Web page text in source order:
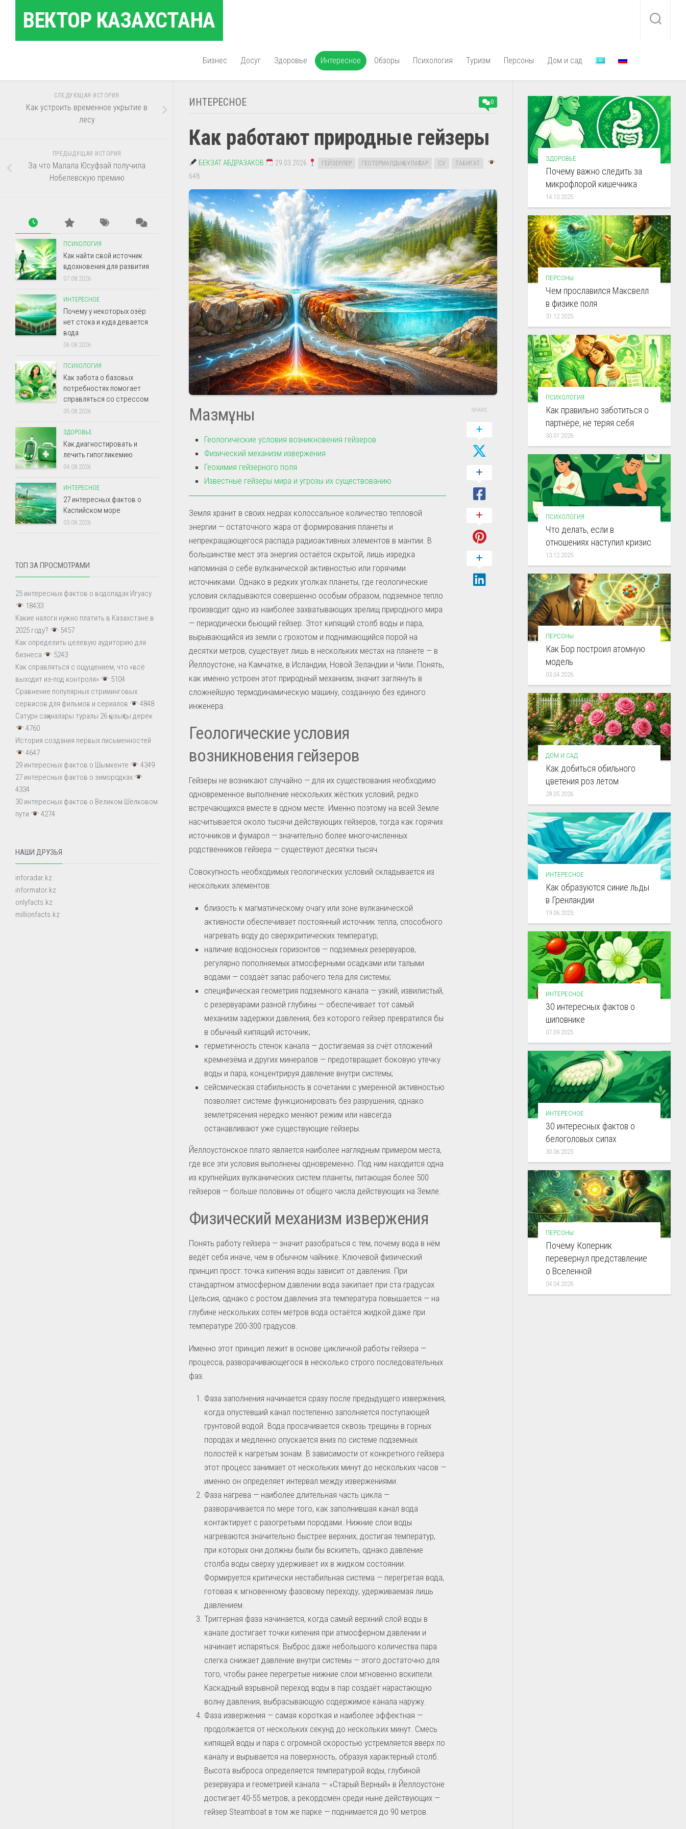
содержаниюВЕКТОР КАЗАХСТАНА
Бизнес Досуг Здоровье Интересное Обзоры Психология Туризм Персоны Дом и сад
ИНТЕРЕСНОЕ 0
Как работают природные гейзеры
БЕКЗАТ АБДРАЗАКОВ 29.03.2026 ГЕЙЗЕРЛЕР ГЕОТЕРМАЛДЫҚ БҰЛАҚТАР СУ ТАБИҒАТ
648
Мазмұны
Геологические условия возникновения гейзеров
Физический механизм извержения
Геохимия гейзерного поля
Известные гейзеры мира и угрозы их существованию
Земля хранит в своих недрах колоссальное количество тепловой
энергии — остаточного жара от формирования планеты и
непрекращающегося распада радиоактивных элементов в мантии. В
большинстве мест эта энергия остаётся скрытой, лишь изредка
напоминая о себе вулканической активностью или горячими
источниками. Однако в редких уголках планеты, где геологические
условия складываются совершенно особым образом, подземное тепло
производит одно из наиболее захватывающих зрелищ природного мира
— периодически бьющий гейзер. Этот кипящий столб воды и пара,
вырывающийся из земли с грохотом и поднимающийся порой на
десятки метров, существует лишь в нескольких местах на планете — в
Йеллоустоне, на Камчатке, в Исландии, Новой Зеландии и Чили. Понять,
как именно устроен этот природный механизм, значит заглянуть в
сложнейшую термодинамическую машину, созданную без единого
инженера.
Геологические условия
возникновения гейзеров
Гейзеры не возникают случайно — для их существования необходимо
одновременное выполнение нескольких жёстких условий, редко
встречающихся вместе в одном месте. Именно поэтому на всей Земле
насчитывается около тысячи действующих гейзеров, тогда как горячих
источников и фумарол — значительно более многочисленных
родственников гейзера — существуют десятки тысяч.
Совокупность необходимых геологических условий складывается из
нескольких элементов:
близость к магматическому очагу или зоне вулканической
активности обеспечивает постоянный источник тепла, способного
нагревать воду до сверхкритических температур;
наличие водоносных горизонтов — подземных резервуаров,
регулярно пополняемых атмосферными осадками или талыми
водами — создаёт запас рабочего тела для системы;
специфическая геометрия подземного канала — узкий, извилистый,
с резервуарами разной глубины — обеспечивает тот самый
механизм задержки давления, без которого гейзер превратился бы
в обычный кипящий источник;
герметичность стенок канала — достигаемая за счёт отложений
кремнезёма и других минералов — предотвращает боковую утечку
воды и пара, концентрируя давление внутри системы;
сейсмическая стабильность в сочетании с умеренной активностью
позволяет системе функционировать без разрушения, однако
землетрясения нередко меняют режим или навсегда
останавливают уже существующие гейзеры.
Йеллоустонское плато является наиболее наглядным примером места,
где все эти условия выполнены одновременно. Под ним находится одна
из крупнейших вулканических систем планеты, питающая более 500
гейзеров — больше половины от общего числа действующих на Земле.
Физический механизм извержения
Понять работу гейзера — значит разобраться с тем, почему вода в нём
ведёт себя иначе, чем в обычном чайнике. Ключевой физический
принцип прост: точка кипения воды зависит от давления. При
стандартном атмосферном давлении вода закипает при ста градусах
Цельсия, однако с ростом давления эта температура повышается — на
глубине нескольких сотен метров вода остаётся жидкой даже при
температуре 200-300 градусов.
Именно этот принцип лежит в основе цикличной работы гейзера —
процесса, разворачивающегося в несколько строго последовательных
фаз.
Фаза заполнения начинается сразу после предыдущего извержения,
когда опустевший канал постепенно заполняется поступающей
грунтовой водой. Вода просачивается сквозь трещины в горных
породах и медленно опускается вниз по системе подземных
полостей к нагретым зонам. В зависимости от конкретного гейзера
этот процесс занимает от нескольких минут до нескольких часов —
именно он определяет интервал между извержениями.
Фаза нагрева — наиболее длительная часть цикла —
разворачивается по мере того, как заполнившая канал вода
контактирует с разогретыми породами. Нижние слои воды
нагреваются значительно быстрее верхних, достигая температур,
при которых они должны были бы вскипеть, однако давление
столба воды сверху удерживает их в жидком состоянии.
Формируется критически нестабильная система — перегретая вода,
готовая к мгновенному фазовому переходу, удерживаемая лишь
давлением.
Триггерная фаза начинается, когда самый верхний слой воды в
канале достигает точки кипения при атмосферном давлении и
начинает испаряться. Выброс даже небольшого количества пара
слегка снижает давление внутри системы — этого достаточно для
того, чтобы ранее перегретые нижние слои мгновенно вскипели.
Каскадный взрывной переход воды в пар создаёт нарастающую
волну давления, выбрасывающую содержимое канала наружу.
Фаза извержения — самая короткая и наиболее эффектная —
продолжается от нескольких секунд до нескольких минут. Смесь
кипящей воды и пара с огромной скоростью устремляется вверх по
каналу и вырывается на поверхность, образуя характерный столб.
Высота выброса определяется температурой воды, глубиной
резервуара и геометрией канала — «Старый Верный» в Йеллоустоне
достигает 40-55 метров, а рекордсмен среди ныне действующих —
гейзер Steamboat в том же парке — поднимается до 90 метров.
SHARE
СЛЕДУЮЩАЯ ИСТОРИЯ
Как устроить временное укрытие в
лесу
ПРЕДЫДУЩАЯ ИСТОРИЯ
За что Малала Юсуфзай получила
Нобелевскую премию
ПСИХОЛОГИЯ
Как найти свой источник
вдохновения для развития
07.08.2026
ИНТЕРЕСНОЕ
Почему у некоторых озёр
нет стока и куда девается
вода
06.08.2026
ПСИХОЛОГИЯ
Как забота о базовых
потребностях помогает
справляться со стрессом
05.08.2026
ЗДОРОВЬЕ
Как диагностировать и
лечить гипогликемию
04.08.2026
ИНТЕРЕСНОЕ
27 интересных фактов о
Каспийском море
03.08.2026
ТОП ЗА ПРОСМОТРАМИ
25 интересных фактов о водопадах Игуасу
18433
Какие налоги нужно платить в Казахстане в
2025 году?
5457
Как определить целевую аудиторию для
бизнеса
5243
Как справляться с ощущением, что «всё
выходит из-под контроля»
5104
Сравнение популярных стриминговых
сервисов для фильмов и сериалов
4848
Сатурн сақиналары туралы 26 қызықты дерек
4760
История создания первых письменностей
4647
29 интересных фактов о Шымкенте
4349
27 интересных фактов о зимородках
4334
30 интересных фактов о Великом Шёлковом
пути
4274
НАШИ ДРУЗЬЯ
inforadar.kz
informator.kz
onlyfacts.kz
millionfacts.kz
ЗДОРОВЬЕ
Почему важно следить за
микрофлорой кишечника
14.10.2025
ПЕРСОНЫ
Чем прославился Максвелл
в физике поля
31.12.2025
ПСИХОЛОГИЯ
Как правильно заботиться о
партнёре, не теряя себя
30.01.2026
ПСИХОЛОГИЯ
Что делать, если в
отношениях наступил кризис
13.12.2025
ПЕРСОНЫ
Как Бор построил атомную
модель
03.04.2026
ДОМ И САД
Как добиться обильного
цветения роз летом
28.05.2026
ИНТЕРЕСНОЕ
Как образуются синие льды
в Гренландии
19.06.2025
ИНТЕРЕСНОЕ
30 интересных фактов о
шиповнике
07.09.2025
ИНТЕРЕСНОЕ
30 интересных фактов о
белоголовых сипах
30.06.2025
ПЕРСОНЫ
Почему Коперник
перевернул представление
о Вселенной
04.04.2026